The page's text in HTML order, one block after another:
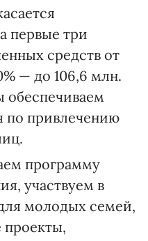
первые три
средств от
— до 106,6 млн.
обеспечиваем
по привлечению
программу
участвуем в
молодых семей,
проекты,